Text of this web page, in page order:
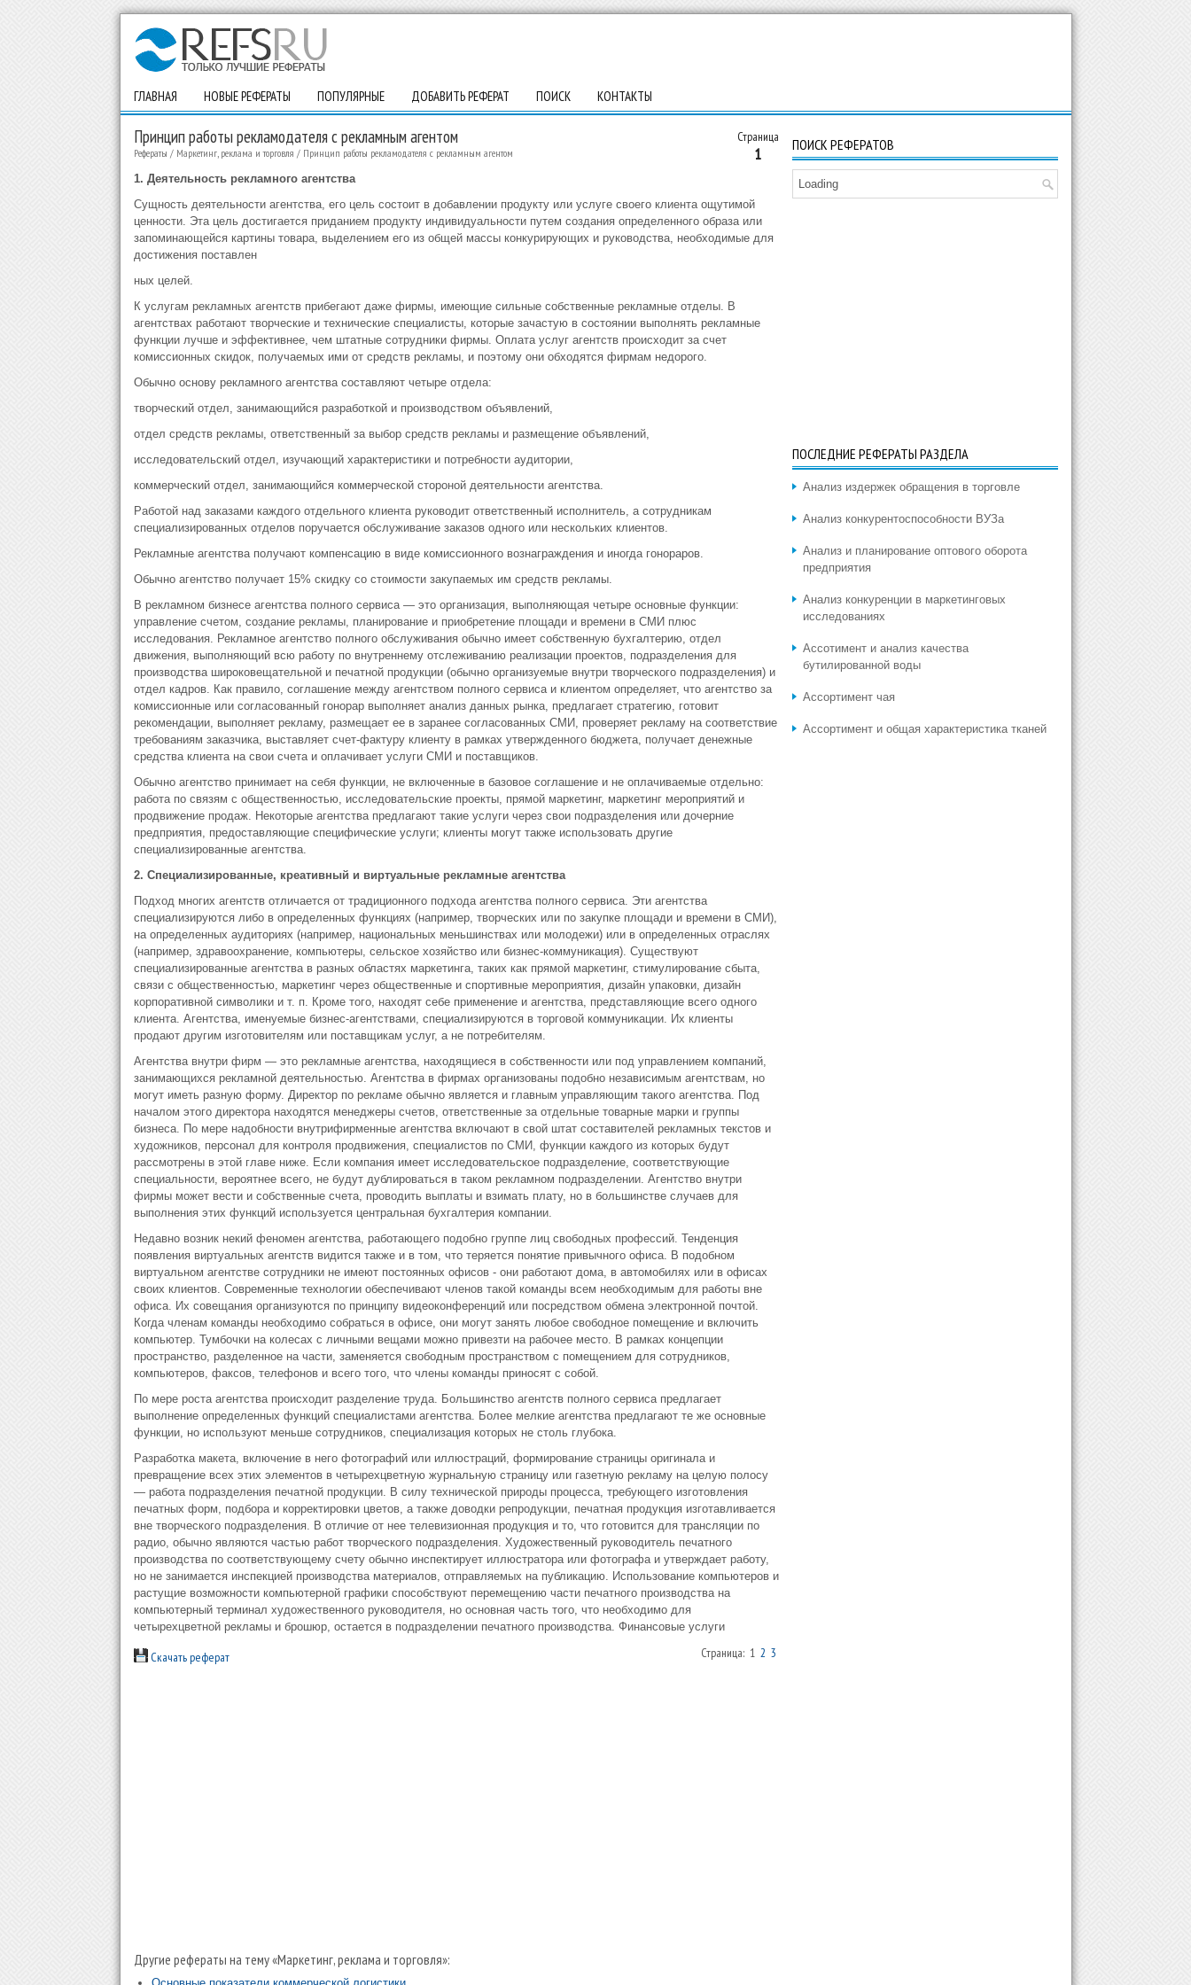
ГЛАВНАЯ НОВЫЕ РЕФЕРАТЫ ПОПУЛЯРНЫЕ ДОБАВИТЬ РЕФЕРАТ ПОИСК КОНТАКТЫ
Страница
1
Принцип работы рекламодателя с рекламным агентом
Рефераты / Маркетинг, реклама и торговля / Принцип работы рекламодателя с рекламным агентом
1. Деятельность рекламного агентства
Сущность деятельности агентства, его цель состоит в добавлении продукту или услуге своего клиента ощутимой
ценности. Эта цель достигается приданием продукту индивидуальности путем создания определенного образа или
запоминающейся картины товара, выделением его из общей массы конкурирующих и руководства, необходимые для
достижения поставлен
ных целей.
К услугам рекламных агентств прибегают даже фирмы, имеющие сильные собственные рекламные отделы. В
агентствах работают творческие и технические специалисты, которые зачастую в состоянии выполнять рекламные
функции лучше и эффективнее, чем штатные сотрудники фирмы. Оплата услуг агентств происходит за счет
комиссионных скидок, получаемых ими от средств рекламы, и поэтому они обходятся фирмам недорого.
Обычно основу рекламного агентства составляют четыре отдела:
творческий отдел, занимающийся разработкой и производством объявлений,
отдел средств рекламы, ответственный за выбор средств рекламы и размещение объявлений,
исследовательский отдел, изучающий характеристики и потребности аудитории,
коммерческий отдел, занимающийся коммерческой стороной деятельности агентства.
Работой над заказами каждого отдельного клиента руководит ответственный исполнитель, а сотрудникам
специализированных отделов поручается обслуживание заказов одного или нескольких клиентов.
Рекламные агентства получают компенсацию в виде комиссионного вознаграждения и иногда гонораров.
Обычно агентство получает 15% скидку со стоимости закупаемых им средств рекламы.
В рекламном бизнесе агентства полного сервиса — это организация, выполняющая четыре основные функции:
управление счетом, создание рекламы, планирование и приобретение площади и времени в СМИ плюс
исследования. Рекламное агентство полного обслуживания обычно имеет собственную бухгалтерию, отдел
движения, выполняющий всю работу по внутреннему отслеживанию реализации проектов, подразделения для
производства широковещательной и печатной продукции (обычно организуемые внутри творческого подразделения) и
отдел кадров. Как правило, соглашение между агентством полного сервиса и клиентом определяет, что агентство за
комиссионные или согласованный гонорар выполняет анализ данных рынка, предлагает стратегию, готовит
рекомендации, выполняет рекламу, размещает ее в заранее согласованных СМИ, проверяет рекламу на соответствие
требованиям заказчика, выставляет счет-фактуру клиенту в рамках утвержденного бюджета, получает денежные
средства клиента на свои счета и оплачивает услуги СМИ и поставщиков.
Обычно агентство принимает на себя функции, не включенные в базовое соглашение и не оплачиваемые отдельно:
работа по связям с общественностью, исследовательские проекты, прямой маркетинг, маркетинг мероприятий и
продвижение продаж. Некоторые агентства предлагают такие услуги через свои подразделения или дочерние
предприятия, предоставляющие специфические услуги; клиенты могут также использовать другие
специализированные агентства.
2. Специализированные, креативный и виртуальные рекламные агентства
Подход многих агентств отличается от традиционного подхода агентства полного сервиса. Эти агентства
специализируются либо в определенных функциях (например, творческих или по закупке площади и времени в СМИ),
на определенных аудиториях (например, национальных меньшинствах или молодежи) или в определенных отраслях
(например, здравоохранение, компьютеры, сельское хозяйство или бизнес-коммуникация). Существуют
специализированные агентства в разных областях маркетинга, таких как прямой маркетинг, стимулирование сбыта,
связи с общественностью, маркетинг через общественные и спортивные мероприятия, дизайн упаковки, дизайн
корпоративной символики и т. п. Кроме того, находят себе применение и агентства, представляющие всего одного
клиента. Агентства, именуемые бизнес-агентствами, специализируются в торговой коммуникации. Их клиенты
продают другим изготовителям или поставщикам услуг, а не потребителям.
Агентства внутри фирм — это рекламные агентства, находящиеся в собственности или под управлением компаний,
занимающихся рекламной деятельностью. Агентства в фирмах организованы подобно независимым агентствам, но
могут иметь разную форму. Директор по рекламе обычно является и главным управляющим такого агентства. Под
началом этого директора находятся менеджеры счетов, ответственные за отдельные товарные марки и группы
бизнеса. По мере надобности внутрифирменные агентства включают в свой штат составителей рекламных текстов и
художников, персонал для контроля продвижения, специалистов по СМИ, функции каждого из которых будут
рассмотрены в этой главе ниже. Если компания имеет исследовательское подразделение, соответствующие
специальности, вероятнее всего, не будут дублироваться в таком рекламном подразделении. Агентство внутри
фирмы может вести и собственные счета, проводить выплаты и взимать плату, но в большинстве случаев для
выполнения этих функций используется центральная бухгалтерия компании.
Недавно возник некий феномен агентства, работающего подобно группе лиц свободных профессий. Тенденция
появления виртуальных агентств видится также и в том, что теряется понятие привычного офиса. В подобном
виртуальном агентстве сотрудники не имеют постоянных офисов - они работают дома, в автомобилях или в офисах
своих клиентов. Современные технологии обеспечивают членов такой команды всем необходимым для работы вне
офиса. Их совещания организуются по принципу видеоконференций или посредством обмена электронной почтой.
Когда членам команды необходимо собраться в офисе, они могут занять любое свободное помещение и включить
компьютер. Тумбочки на колесах с личными вещами можно привезти на рабочее место. В рамках концепции
пространство, разделенное на части, заменяется свободным пространством с помещением для сотрудников,
компьютеров, факсов, телефонов и всего того, что члены команды приносят с собой.
По мере роста агентства происходит разделение труда. Большинство агентств полного сервиса предлагает
выполнение определенных функций специалистами агентства. Более мелкие агентства предлагают те же основные
функции, но используют меньше сотрудников, специализация которых не столь глубока.
Разработка макета, включение в него фотографий или иллюстраций, формирование страницы оригинала и
превращение всех этих элементов в четырехцветную журнальную страницу или газетную рекламу на целую полосу
— работа подразделения печатной продукции. В силу технической природы процесса, требующего изготовления
печатных форм, подбора и корректировки цветов, а также доводки репродукции, печатная продукция изготавливается
вне творческого подразделения. В отличие от нее телевизионная продукция и то, что готовится для трансляции по
радио, обычно являются частью работ творческого подразделения. Художественный руководитель печатного
производства по соответствующему счету обычно инспектирует иллюстратора или фотографа и утверждает работу,
но не занимается инспекцией производства материалов, отправляемых на публикацию. Использование компьютеров и
растущие возможности компьютерной графики способствуют перемещению части печатного производства на
компьютерный терминал художественного руководителя, но основная часть того, что необходимо для
четырехцветной рекламы и брошюр, остается в подразделении печатного производства. Финансовые услуги
Скачать реферат Страница: 1 2 3
Другие рефераты на тему «Маркетинг, реклама и торговля»:
ПОИСК РЕФЕРАТОВ
Loading
ПОСЛЕДНИЕ РЕФЕРАТЫ РАЗДЕЛА
Анализ издержек обращения в торговле
Анализ конкурентоспособности ВУЗа
Анализ и планирование оптового оборота
предприятия
Анализ конкуренции в маркетинговых
исследованиях
Ассотимент и анализ качества
бутилированной воды
Ассортимент чая
Ассортимент и общая характеристика тканей